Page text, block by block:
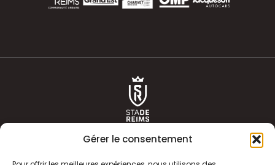
Gérer le consentement